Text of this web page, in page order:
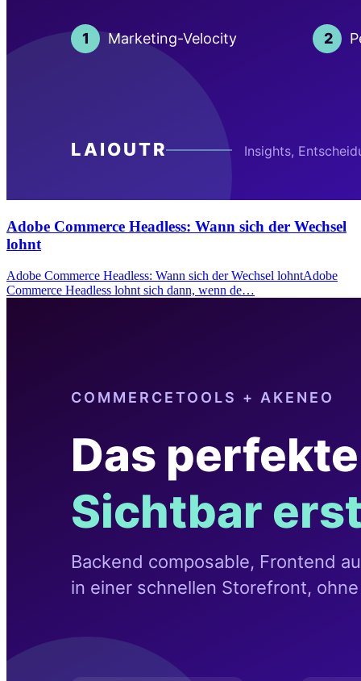
Adobe Commerce Headless: Wann sich der Wechsel
lohnt
Adobe Commerce Headless: Wann sich der Wechsel lohntAdobe
Commerce Headless lohnt sich dann, wenn de…